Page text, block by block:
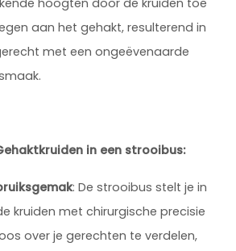
hoogten door de kruiden toe
aan het gehakt, resulterend in
met een ongeëvenaarde
den in een strooibus:
: De strooibus stelt je in
kruiden met chirurgische precisie
over je gerechten te verdelen,